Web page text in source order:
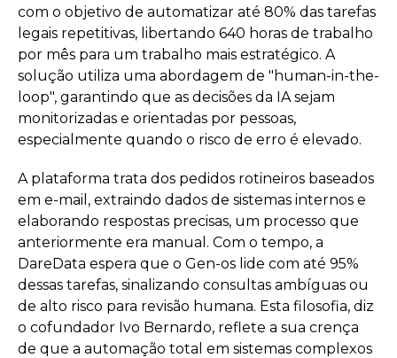
com o objetivo de automatizar até 80% das tarefas
legais repetitivas, libertando 640 horas de trabalho
por mês para um trabalho mais estratégico. A
solução utiliza uma abordagem de "human-in-the-
loop", garantindo que as decisões da IA sejam
monitorizadas e orientadas por pessoas,
especialmente quando o risco de erro é elevado.
A plataforma trata dos pedidos rotineiros baseados
em e-mail, extraindo dados de sistemas internos e
elaborando respostas precisas, um processo que
anteriormente era manual. Com o tempo, a
DareData espera que o Gen-os lide com até 95%
dessas tarefas, sinalizando consultas ambíguas ou
de alto risco para revisão humana. Esta filosofia, diz
o cofundador Ivo Bernardo, reflete a sua crença
de que a automação total em sistemas complexos